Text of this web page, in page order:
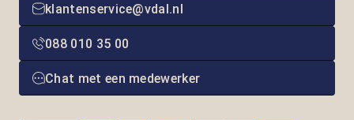
klantenservice@vdal.nl
088 010 35 00
Chat met een medewerker